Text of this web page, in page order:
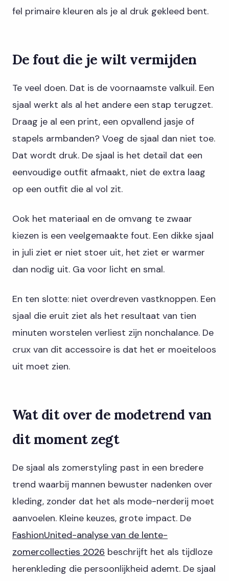
fel primaire kleuren als je al druk gekleed bent.
De fout die je wilt vermijden
Te veel doen. Dat is de voornaamste valkuil. Een
sjaal werkt als al het andere een stap terugzet.
Draag je al een print, een opvallend jasje of
stapels armbanden? Voeg de sjaal dan niet toe.
Dat wordt druk. De sjaal is het detail dat een
eenvoudige outfit afmaakt, niet de extra laag
op een outfit die al vol zit.
Ook het materiaal en de omvang te zwaar
kiezen is een veelgemaakte fout. Een dikke sjaal
in juli ziet er niet stoer uit, het ziet er warmer
dan nodig uit. Ga voor licht en smal.
En ten slotte: niet overdreven vastknoppen. Een
sjaal die eruit ziet als het resultaat van tien
minuten worstelen verliest zijn nonchalance. De
crux van dit accessoire is dat het er moeiteloos
uit moet zien.
Wat dit over de modetrend van
dit moment zegt
De sjaal als zomerstyling past in een bredere
trend waarbij mannen bewuster nadenken over
kleding, zonder dat het als mode-nerderij moet
aanvoelen. Kleine keuzes, grote impact. De
FashionUnited-analyse van de lente-
zomercollecties 2026 beschrijft het als tijdloze
herenkleding die persoonlijkheid ademt. De sjaal